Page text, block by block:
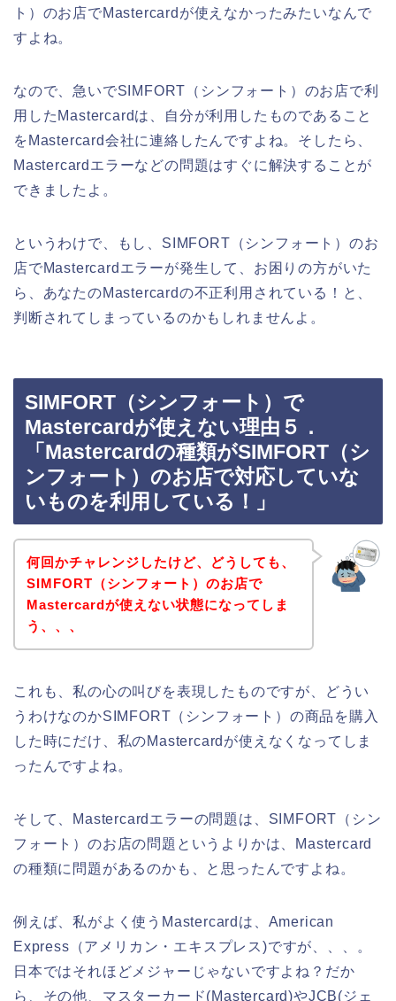
ト）のお店でMastercardが使えなかったみたいなんで
すよね。
なので、急いでSIMFORT（シンフォート）のお店で利
用したMastercardは、自分が利用したものであること
をMastercard会社に連絡したんですよね。そしたら、
Mastercardエラーなどの問題はすぐに解決することが
できましたよ。
というわけで、もし、SIMFORT（シンフォート）のお
店でMastercardエラーが発生して、お困りの方がいた
ら、あなたのMastercardの不正利用されている！と、
判断されてしまっているのかもしれませんよ。
SIMFORT（シンフォート）で
Mastercardが使えない理由５．
「Mastercardの種類がSIMFORT（シ
ンフォート）のお店で対応していな
いものを利用している！」
何回かチャレンジしたけど、どうしても、
SIMFORT（シンフォート）のお店で
Mastercardが使えない状態になってしま
う、、、
これも、私の心の叫びを表現したものですが、どうい
うわけなのかSIMFORT（シンフォート）の商品を購入
した時にだけ、私のMastercardが使えなくなってしま
ったんですよね。
そして、Mastercardエラーの問題は、SIMFORT（シン
フォート）のお店の問題というよりかは、Mastercard
の種類に問題があるのかも、と思ったんですよね。
例えば、私がよく使うMastercardは、American
Express（アメリカン・エキスプレス)ですが、、、。
日本ではそれほどメジャーじゃないですよね？だか
ら、その他、マスターカード(Mastercard)やJCB(ジェ